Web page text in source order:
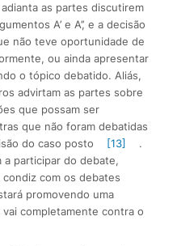
as partes discutirem
A’ e A’’, e a decisão
não teve oportunidade de
ou ainda apresentar
o tópico debatido. Aliás,
advirtam as partes sobre
que possam ser
que não foram debatidas
do caso posto
[13]
.
a participar do debate,
com os debates
promovendo uma
vai completamente contra o